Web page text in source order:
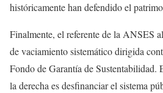
históricamente han defendido el
Finalmente, el referente de la ANSES
de vaciamiento sistemático dirigida
Fondo de Garantía de Sustentabilidad.
la derecha es desfinanciar el sistema